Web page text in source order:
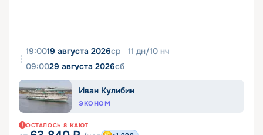
19:0019 августа 2026ср 11 дн/10 нч
09:0029 августа 2026сб
Иван Кулибин
ЭКОНОМ
ОСТАЛОСЬ 8 КАЮТ